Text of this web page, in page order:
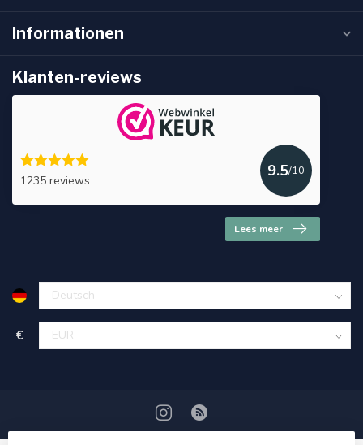
Informationen
Klanten-reviews
1235 reviews
9.5/10
Lees meer
€